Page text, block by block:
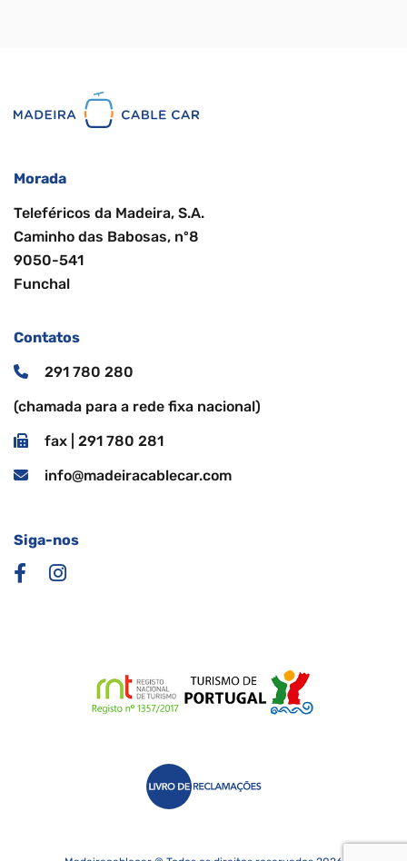
Morada
Teleféricos da Madeira, S.A.
Caminho das Babosas, nº8
9050-541
Funchal
Contatos
291 780 280
(chamada para a rede fixa nacional)
fax | 291 780 281
info@madeiracablecar.com
Siga-nos